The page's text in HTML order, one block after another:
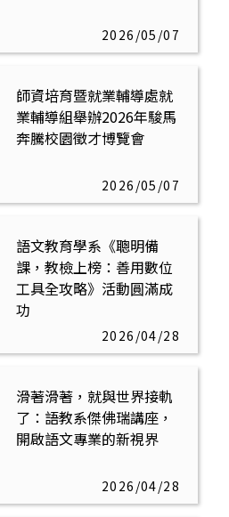
2026/05/07
師資培育暨就業輔導處就
業輔導組舉辦2026年駿馬
奔騰校園徵才博覽會
2026/05/07
語文教育學系《聰明備
課，教檢上榜：善用數位
工具全攻略》活動圓滿成
功
2026/04/28
滑著滑著，就與世界接軌
了：語教系傑佛瑞講座，
開啟語文專業的新視界
2026/04/28